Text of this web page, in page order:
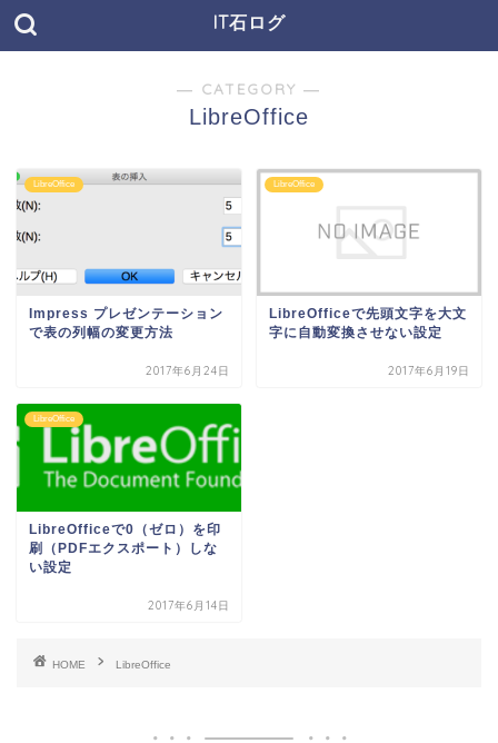
IT石ログ
― CATEGORY ―
LibreOffice
LibreOffice
Impress プレゼンテーション
で表の列幅の変更方法
2017年6月24日
LibreOffice
LibreOfficeで先頭文字を大文
字に自動変換させない設定
2017年6月19日
LibreOffice
LibreOfficeで0（ゼロ）を印
刷（PDFエクスポート）しな
い設定
2017年6月14日
HOME LibreOffice